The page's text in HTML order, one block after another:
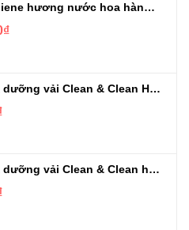
Nước xả Hygiene hương nước hoa hàng chuẩn Thái can 3L3
Nước giặt xả dưỡng vải Clean & Clean Hương Ban Mai 3.2kg
Nước giặt xả dưỡng vải Clean & Clean hương Violet 3.2kg